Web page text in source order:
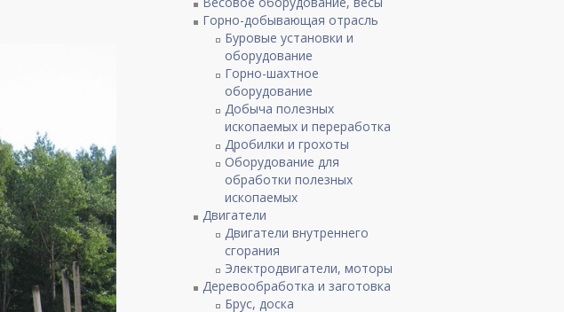
Горно-добывающая отрасль
Буровые установки и
оборудование
Горно-шахтное
оборудование
Добыча полезных
ископаемых и переработка
Дробилки и грохоты
Оборудование для
обработки полезных
ископаемых
Двигатели
Двигатели внутреннего
сгорания
Электродвигатели, моторы
Деревообработка и заготовка
Брус, доска